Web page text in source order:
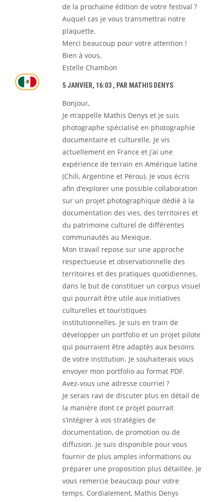
de la prochaine édition de votre festival ?
Auquel cas je vous transmettrai notre
plaquette.
Merci beaucoup pour votre attention !
Bien à vous,
Estelle Chambon
5 JANVIER, 16:03 , PAR MATHIS DENYS
Bonjour,
Je m’appelle Mathis Denys et je suis
photographe spécialisé en photographie
documentaire et culturelle. Je vis
actuellement en France et j’ai une
expérience de terrain en Amérique latine
(Chili, Argentine et Pérou). Je vous écris
afin d’explorer une possible collaboration
sur un projet photographique dédié à la
documentation des vies, des territoires et
du patrimoine culturel de différentes
communautés au Mexique.
Mon travail repose sur une approche
respectueuse et observationnelle des
territoires et des pratiques quotidiennes,
dans le but de constituer un corpus visuel
qui pourrait être utile aux initiatives
culturelles et touristiques
institutionnelles. Je suis en train de
développer un portfolio et un projet pilote
qui pourraient être adaptés aux besoins
de votre institution. Je souhaiterais vous
envoyer mon portfolio au format PDF.
Avez-vous une adresse courriel ?
Je serais ravi de discuter plus en détail de
la manière dont ce projet pourrait
s’intégrer à vos stratégies de
documentation, de promotion ou de
diffusion. Je suis disponible pour vous
fournir de plus amples informations ou
préparer une proposition plus détaillée. Je
vous remercie beaucoup pour votre
temps. Cordialement, Mathis Denys